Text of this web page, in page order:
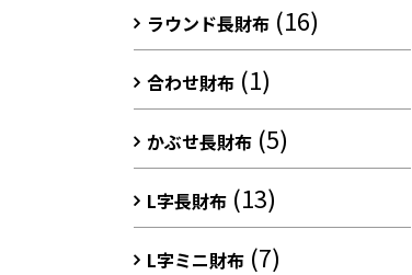
ラウンド長財布 (16)
合わせ財布 (1)
かぶせ長財布 (5)
L字長財布 (13)
L字ミニ財布 (7)